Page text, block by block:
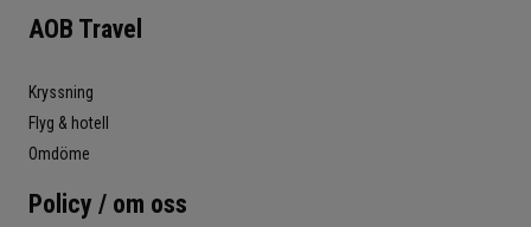
AOB Travel
Kryssning
Flyg & hotell
Omdöme
Policy / om oss